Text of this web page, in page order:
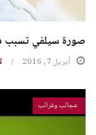
صورة سيلفي تسبب
أبريل 7, 2016
عجائب وغرائب